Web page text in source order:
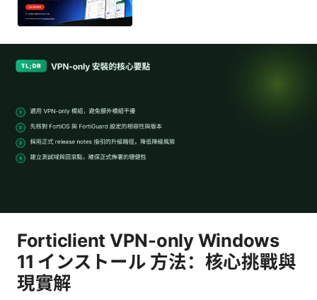
Forticlient VPN-only Windows
11 インストール 方法：核心挑戰與
現實解